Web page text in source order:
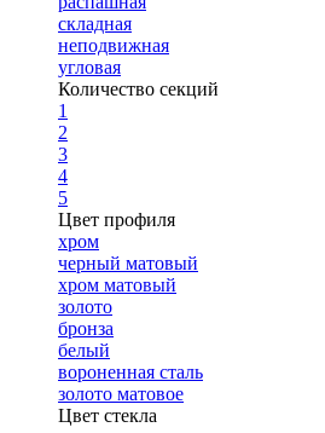
складная
неподвижная
угловая
Количество секций
1
2
3
4
5
Цвет профиля
хром
черный матовый
хром матовый
золото
бронза
белый
вороненная сталь
золото матовое
Цвет стекла